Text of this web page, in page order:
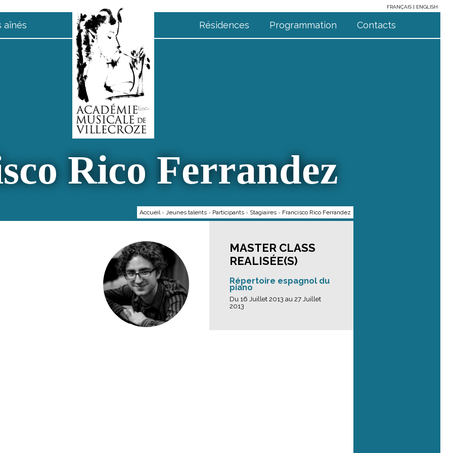
FRANÇAIS
ENGLISH
aînés Résidences Programmation Contacts
Rico Ferrandez
Accueil › Jeunes talents › Participants › Stagiaires › Francisco Rico Ferrandez
MASTER CLASS
REALISÉE(S)
Répertoire espagnol du
piano
Du 16 Juillet 2013 au 27 Juillet
2013